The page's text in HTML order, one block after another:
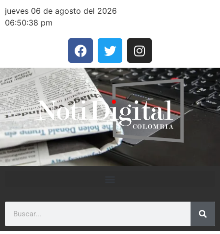
jueves 06 de agosto del 2026
06:50:38 pm